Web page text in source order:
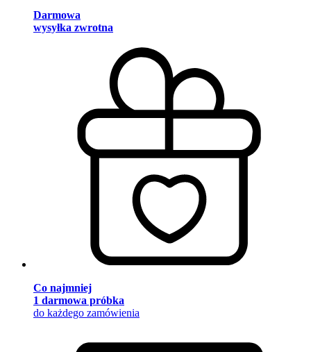
Darmowa
wysyłka zwrotna
Co najmniej
1 darmowa próbka
do każdego zamówienia